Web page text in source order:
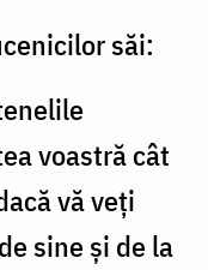
săi:
voastră cât
vă veţi
sine şi de la